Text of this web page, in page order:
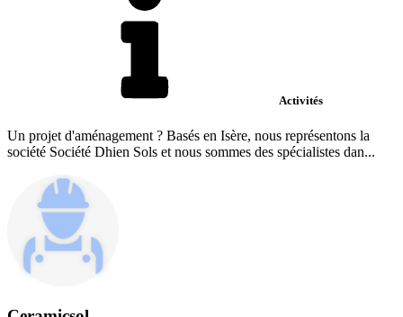
Activités
Un projet d'aménagement ? Basés en Isère, nous représentons la
société Société Dhien Sols et nous sommes des spécialistes dan...